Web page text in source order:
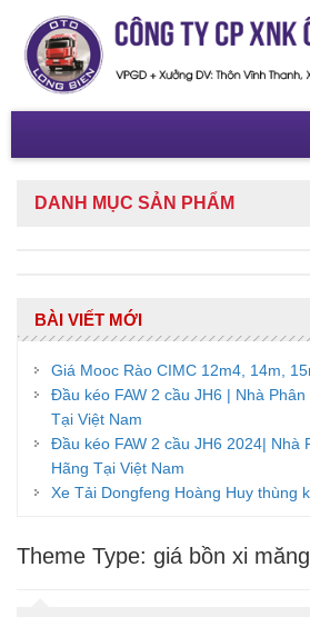
DANH MỤC SẢN PHẨM
BÀI VIẾT MỚI
Giá Mooc Rào CIMC 12m4, 14m,
Đầu kéo FAW 2 cầu JH6 | Nhà
Tại Việt Nam
Đầu kéo FAW 2 cầu JH6 2024| Nhà
Hãng Tại Việt Nam
Xe Tải Dongfeng Hoàng Huy thùng
Theme Type: giá bồn xi